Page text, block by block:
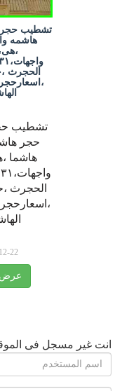
هاشمه
حجر
هاشما
16:09:16
عرض
انت غير مسجل فى